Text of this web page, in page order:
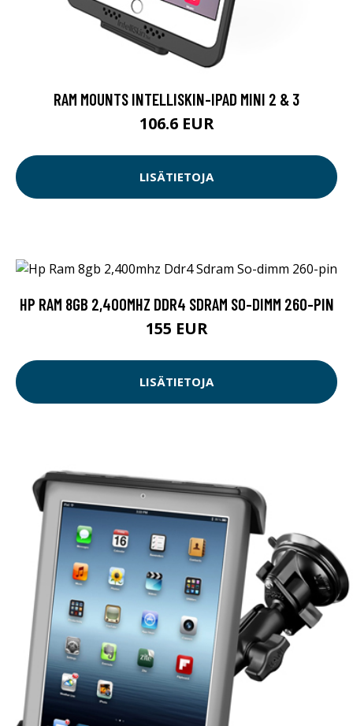
RAM MOUNTS INTELLISKIN-IPAD MINI 2 & 3
106.6 EUR
LISÄTIETOJA
HP RAM 8GB 2,400MHZ DDR4 SDRAM SO-DIMM 260-PIN
155 EUR
LISÄTIETOJA